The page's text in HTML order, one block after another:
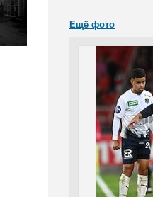
Ещё фото